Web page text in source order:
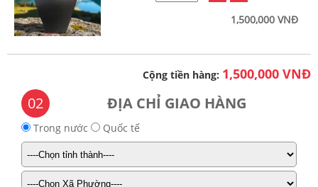
1,500,000 VNĐ
Cộng tiền hàng: 1,500,000 VNĐ
02 ĐỊA CHỈ GIAO HÀNG
Trong nước Quốc tế